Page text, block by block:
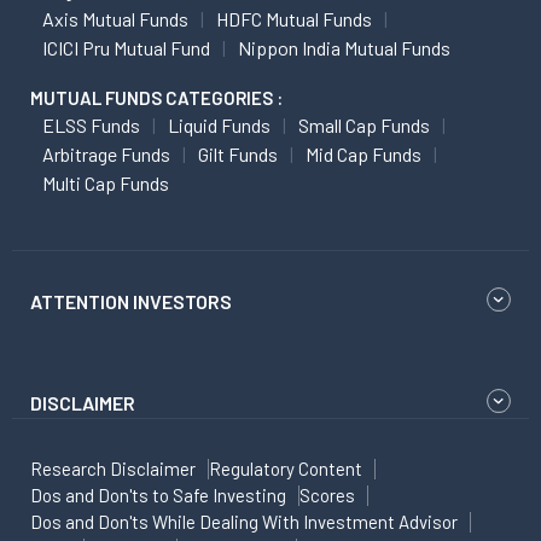
Axis Mutual Funds
HDFC Mutual Funds
ICICI Pru Mutual Fund
Nippon India Mutual Funds
MUTUAL FUNDS CATEGORIES :
ELSS Funds Liquid Funds
Small Cap Funds
Arbitrage Funds
Gilt Funds
Mid Cap Funds
Multi Cap Funds
ATTENTION INVESTORS
DISCLAIMER
Research Disclaimer
Regulatory Content
Dos and Don'ts to Safe Investing
Scores
Dos and Don'ts While Dealing With Investment Advisor